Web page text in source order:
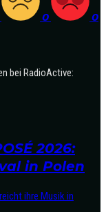
0 0
bei RadioActive:
2026:
in Polen